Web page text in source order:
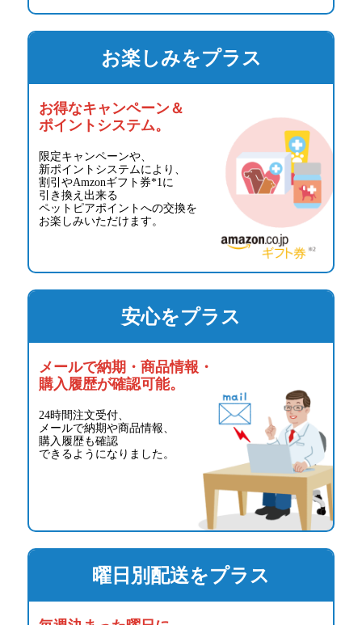
お楽しみをプラス
お得なキャンペーン＆
ポイントシステム。
限定キャンペーンや、
新ポイントシステムにより、
割引やAmzonギフト券*1に
引き換え出来る
ペットピアポイントへの交換を
お楽しみいただけます。
安心をプラス
メールで納期・商品情報・
購入履歴が確認可能。
24時間注文受付、
メールで納期や商品情報、
購入履歴も確認
できるようになりました。
曜日別配送をプラス